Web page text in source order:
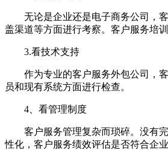
无论是企业还是电子商务公司，客
盖渠道等方面进行考察。客户服务培
3.看技术支持
作为专业的客户服务外包公司，客
员和现有系统方面进行检查。
4、看管理制度
客户服务管理复杂而琐碎。没有完
性化，客户服务绩效评估是否符合企业